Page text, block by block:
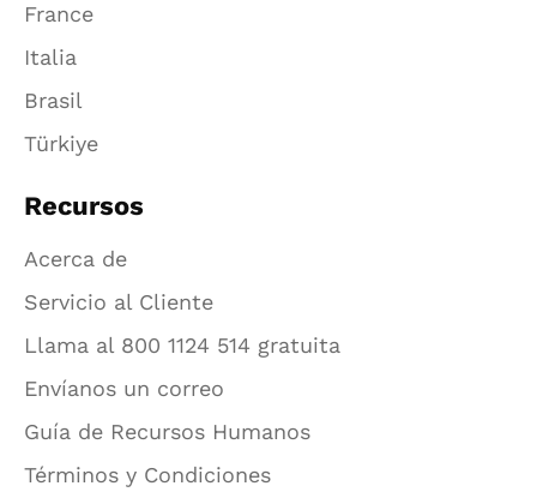
France
Italia
Brasil
Türkiye
Recursos
Acerca de
Servicio al Cliente
Llama al 800 1124 514 gratuita
Envíanos un correo
Guía de Recursos Humanos
Términos y Condiciones